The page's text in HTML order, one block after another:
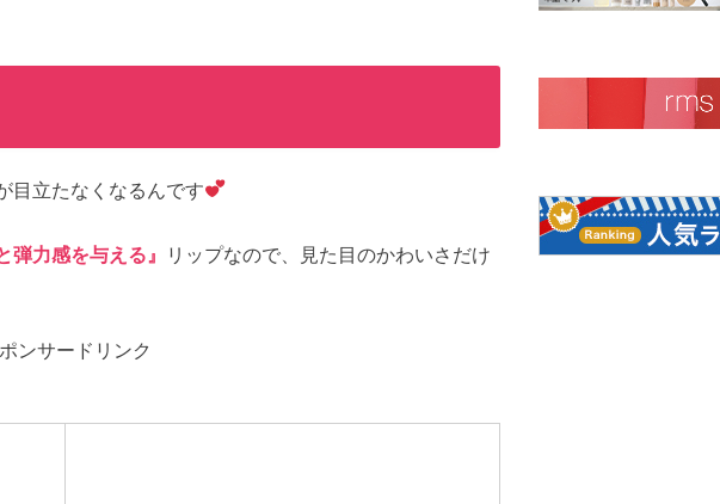
目立たなくなるんです
弾力感を与える』
リップなので、見た目のかわいさだけ
ンサードリンク